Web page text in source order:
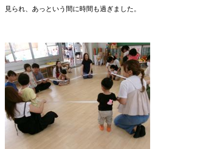
見られ、あっという間に時間も過ぎました。